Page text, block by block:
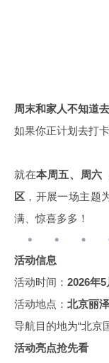
周末和家人不知道
如果你正计划去打
就在本周五、周六
区 ，开展一场主题
满、惊喜多多！
活动信息
活动时间： 2026年5
活动地点： 北京丽
导航目的地为“北京
活动亮点抢先看